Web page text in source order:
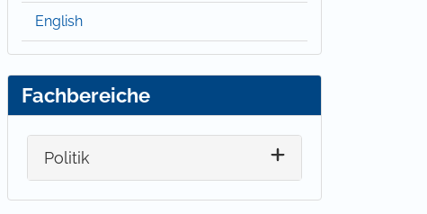
English
Fachbereiche
Politik